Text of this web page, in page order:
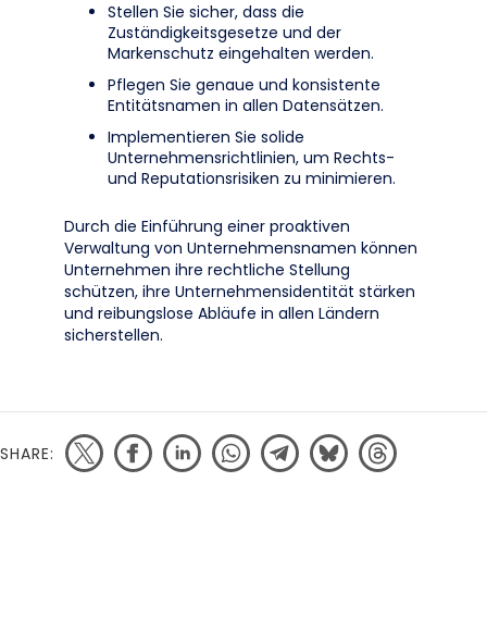
Stellen Sie sicher, dass die
Zuständigkeitsgesetze und der
Markenschutz eingehalten werden.
Pflegen Sie genaue und konsistente
Entitätsnamen in allen Datensätzen.
Implementieren Sie solide
Unternehmensrichtlinien, um Rechts-
und Reputationsrisiken zu minimieren.
Durch die Einführung einer proaktiven
Verwaltung von Unternehmensnamen können
Unternehmen ihre rechtliche Stellung
schützen, ihre Unternehmensidentität stärken
und reibungslose Abläufe in allen Ländern
sicherstellen.
SHARE: